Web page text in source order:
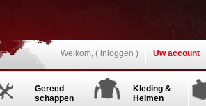
Welkom, ( inloggen ) Uw account
Gereed
schappen
Kleding &
Helmen